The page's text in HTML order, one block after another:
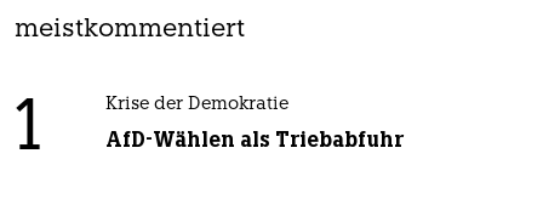
meistkommentiert
1 Krise der Demokratie
AfD-Wählen als Triebabfuhr